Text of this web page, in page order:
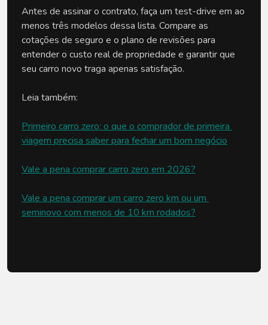
Antes de assinar o contrato, faça um test-drive em ao
menos três modelos dessa lista. Compare as
cotações de seguro e o plano de revisões para
entender o custo real de propriedade e garantir que
seu carro novo traga apenas satisfação.
Leia também:
Primeiro carro zero: o que o comprador de primeira
viagem precisa saber para fechar um bom negócio
Vale a pena comprar carro zero em 2026?
Vale a pena comprar um carro zero km ou um
seminovo com menos de 10 km rodados?